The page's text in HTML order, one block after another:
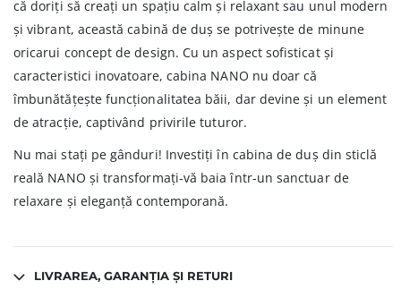
că doriți să creați un spațiu calm și relaxant sau unul modern
și vibrant, această cabină de duș se potrivește de minune
oricarui concept de design. Cu un aspect sofisticat și
caracteristici inovatoare, cabina NANO nu doar că
îmbunătățește funcționalitatea băii, dar devine și un element
de atracție, captivând privirile tuturor.
Nu mai stați pe gânduri! Investiți în cabina de duș din sticlă
reală NANO și transformați-vă baia într-un sanctuar de
relaxare și eleganță contemporană.
LIVRAREA, GARANȚIA ȘI RETURI